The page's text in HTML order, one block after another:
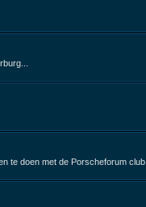
te doen met de Porscheforum club.